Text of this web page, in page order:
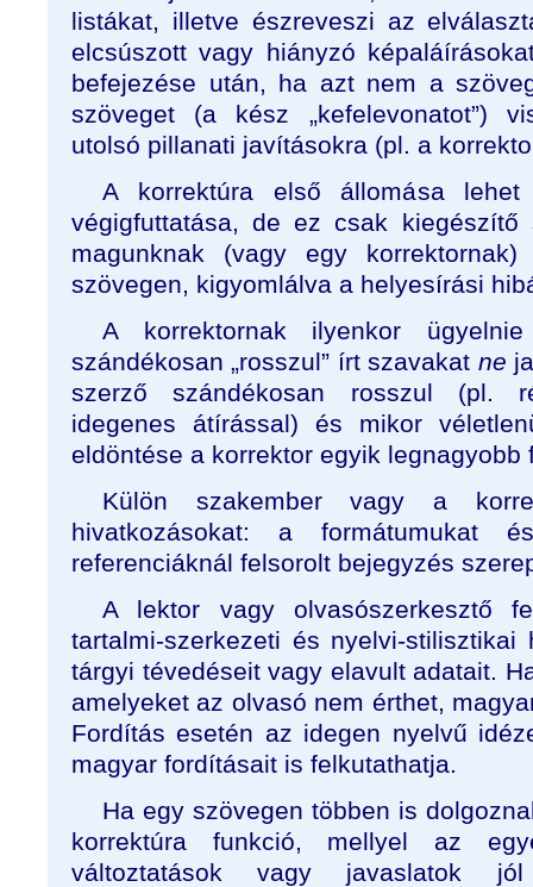
listákat, illetve észreveszi az
elcsúszott vagy hiányzó
befejezése után, ha azt nem a
szöveget (a kész „kefelevonatot”)
utolsó pillanati javításokra (pl. a
A korrektúra első állomása lehet
végigfuttatása, de ez csak
magunknak (vagy egy
szövegen, kigyomlálva a helyesírási
A korrektornak ilyenkor
szándékosan „rosszul” írt szavakat ne
szerző szándékosan rosszul (pl.
idegenes átírással) és mikor
eldöntése a korrektor egyik legnagyobb
Külön szakember vagy a
hivatkozásokat: a formátumukat
referenciáknál felsorolt bejegyzés
A lektor vagy olvasószerkesztő
tartalmi-szerkezeti és nyelvi-
tárgyi tévedéseit vagy elavult adatait.
amelyeket az olvasó nem érthet,
Fordítás esetén az idegen nyelvű
magyar fordításait is felkutathatja.
Ha egy szövegen többen is
korrektúra funkció, mellyel az
változtatások vagy javaslatok